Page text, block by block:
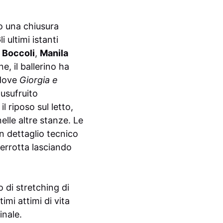
una chiusura
ultimi istanti
, Manila
il ballerino ha
Giorgia e
riposo sul letto,
altre stanze. Le
dettaglio tecnico
lasciando
di stretching di
attimi di vita